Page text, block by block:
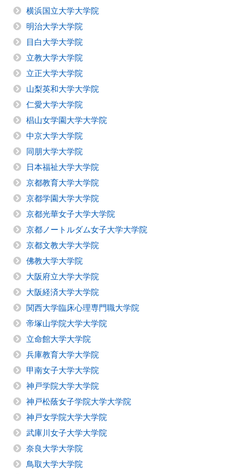
横浜国立大学大学院
明治大学大学院
目白大学大学院
立教大学大学院
立正大学大学院
山梨英和大学大学院
仁愛大学大学院
椙山女学園大学大学院
中京大学大学院
同朋大学大学院
日本福祉大学大学院
京都教育大学大学院
京都学園大学大学院
京都光華女子大学大学院
京都ノートルダム女子大学大学院
京都文教大学大学院
佛教大学大学院
大阪府立大学大学院
大阪経済大学大学院
関西大学臨床心理専門職大学院
帝塚山学院大学大学院
立命館大学大学院
兵庫教育大学大学院
甲南女子大学大学院
神戸学院大学大学院
神戸松蔭女子学院大学大学院
神戸女学院大学大学院
武庫川女子大学大学院
奈良大学大学院
鳥取大学大学院